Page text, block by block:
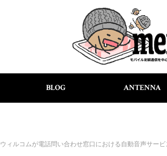
BLOG ANTENNA
ウィルコムが電話問い合わせ窓口における自動音声サー